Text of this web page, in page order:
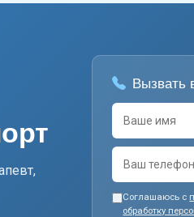
Вызвать
Соглашаюсь с
обработку